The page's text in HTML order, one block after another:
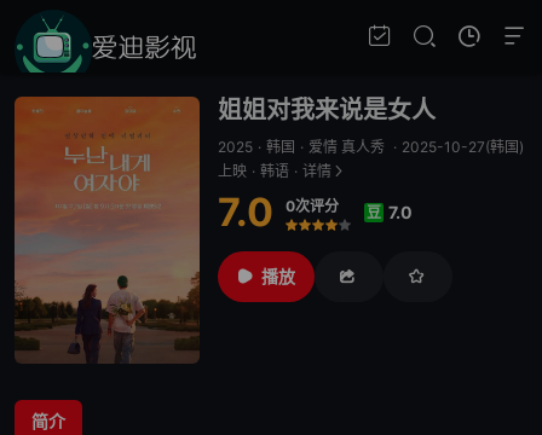
姐姐对我来说是女人
2025 · 韩国 · 爱情 真人秀 · 2025-10-27(韩国)
上映 · 韩语 · 详情
7.0 0次评分
很差
较差
还行推荐力荐
豆 7.0
播放
简介